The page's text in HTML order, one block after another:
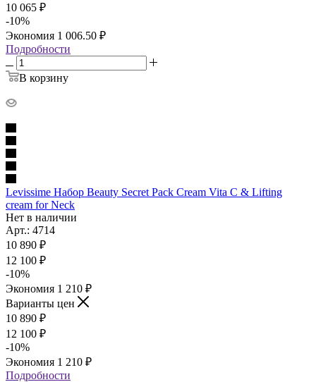
10 065 ₽
-10%
Экономия 1 006.50 ₽
Подробности
В корзину
Levissime Набор Beauty Secret Pack Cream Vita C & Lifting
cream for Neck
Нет в наличии
Арт.: 4714
10 890 ₽
12 100 ₽
-10%
Экономия 1 210 ₽
Варианты цен
10 890 ₽
12 100 ₽
-10%
Экономия 1 210 ₽
Подробности